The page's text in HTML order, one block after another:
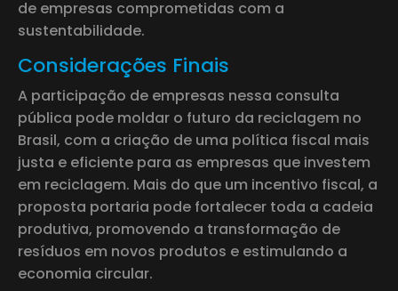
de empresas comprometidas com a
sustentabilidade.
Considerações Finais
A participação de empresas nessa consulta
pública pode moldar o futuro da reciclagem no
Brasil, com a criação de uma política fiscal mais
justa e eficiente para as empresas que investem
em reciclagem. Mais do que um incentivo fiscal, a
proposta portaria pode fortalecer toda a cadeia
produtiva, promovendo a transformação de
resíduos em novos produtos e estimulando a
economia circular.